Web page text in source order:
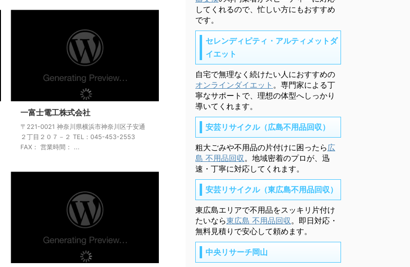
一富士電工株式会社
〒221-0021 神奈川県横浜市神奈川区子安通
２丁目２０７－２ TEL：045-453-2553
FAX： 営業時間： ...
してくれるので、忙しい方にもおすすめ
です。
セレンディピティ・アルティメットダ
イエット
自宅で無理なく続けたい人におすすめの
オンラインダイエット 。専門家による丁
寧なサポートで、理想の体型へしっかり
導いてくれます。
安芸リサイクル（広島不用品回収）
粗大ごみや不用品の片付けに困ったら広
島 不用品回収。地域密着のプロが、迅
速・丁寧に対応してくれます。
安芸リサイクル（東広島不用品回収）
東広島エリアで不用品をスッキリ片付け
たいなら東広島 不用品回収。即日対応・
無料見積りで安心して頼めます。
中央リサーチ岡山